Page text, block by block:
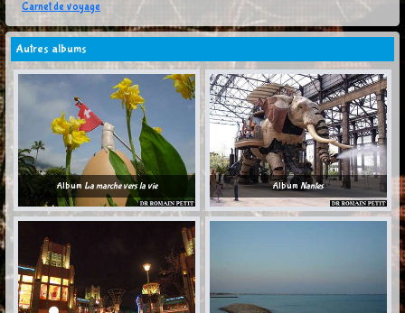
Carnet de voyage
Autres albums
Album La marche vers la vie Album Nantes